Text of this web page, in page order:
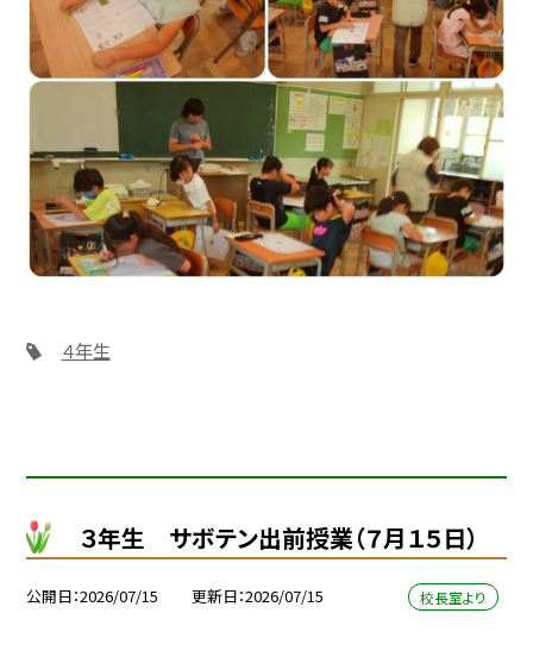
４年生
３年生 サボテン出前授業（７月１５日）
公開日 2026/07/15 更新日 2026/07/15 校長室より